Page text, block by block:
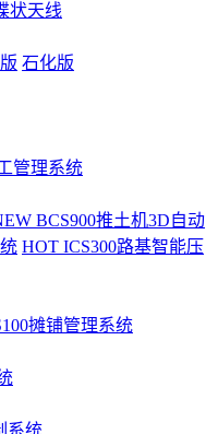
状天线
石化版
管理系统
BCS900推土机3D自动
HOT ICS300路基智能压
摊铺管理系统
系统